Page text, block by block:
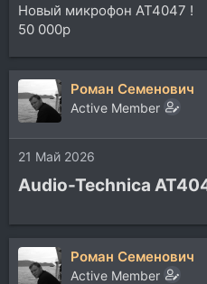
Новый микрофон AT4047 !
50 000р
Роман Семенович
Active Member
21 Май 2026
Audio-Technica
Роман Семенович
Active Member